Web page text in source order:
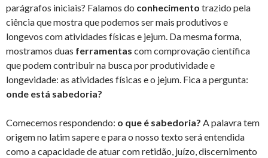
parágrafos iniciais? Falamos do conhecimento trazido pela
ciência que mostra que podemos ser mais produtivos e
longevos com atividades físicas e jejum. Da mesma forma,
mostramos duas ferramentas com comprovação científica
que podem contribuir na busca por produtividade e
longevidade: as atividades físicas e o jejum. Fica a pergunta:
onde está sabedoria?
Comecemos respondendo: o que é sabedoria? A palavra tem
origem no latim sapere e para o nosso texto será entendida
como a capacidade de atuar com retidão, juízo, discernimento